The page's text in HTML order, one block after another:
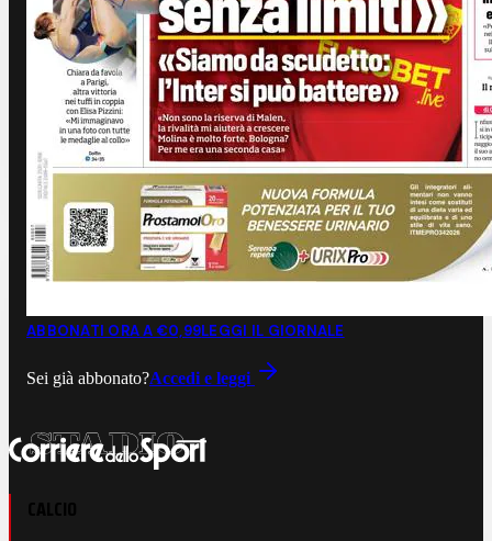
ABBONATI ORA A €0,99LEGGI IL GIORNALE
Sei già abbonato?Accedi e leggi